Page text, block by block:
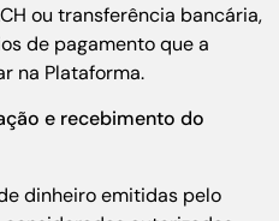
ou transferência bancária,
de pagamento que a
na Plataforma.
e recebimento do
dinheiro emitidas pelo